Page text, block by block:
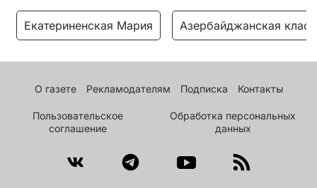
Екатериненская Мария Азербайджанская
О газете Рекламодателям Подписка Контакты
Пользовательское
соглашение
Обработка персональных
данных